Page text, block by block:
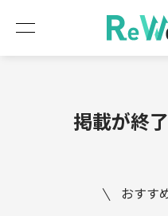
掲載が終
おすす